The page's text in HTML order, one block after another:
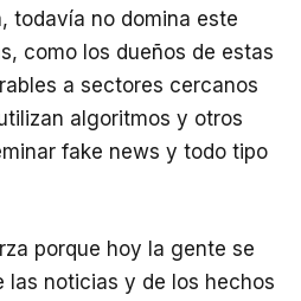
todavía no domina este
como los dueños de estas
a sectores cercanos
algoritmos y otros
fake news y todo tipo
porque hoy la gente se
las noticias y de los hechos